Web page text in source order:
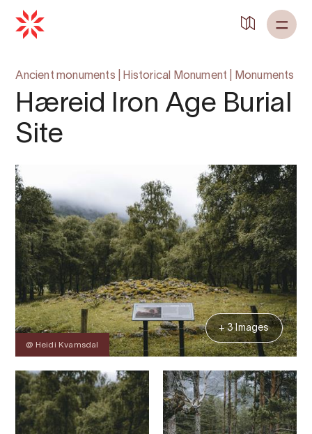
Ancient monuments Historical Monument Monuments
Hæreid Iron Age Burial
Site
@ Heidi Kvamsdal
+ 3 Images